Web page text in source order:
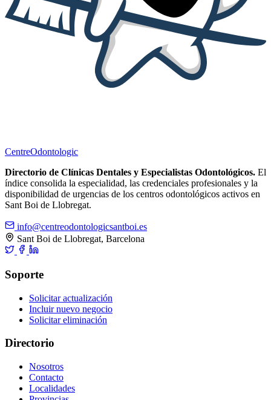
CentreOdontologic
Directorio de Clínicas Dentales y Especialistas Odontológicos. El
índice consolida la especialidad, las credenciales profesionales y la
disponibilidad de urgencias de los centros odontológicos activos en
Sant Boi de Llobregat.
info@centreodontologicsantboi.es
Sant Boi de Llobregat, Barcelona
Soporte
Solicitar actualización
Incluir nuevo negocio
Solicitar eliminación
Directorio
Nosotros
Contacto
Localidades